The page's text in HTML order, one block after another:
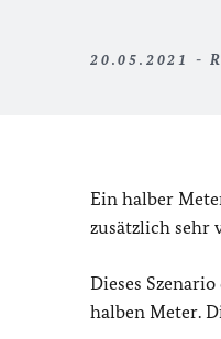
20.05.2021 -
Ein halber
zusätzlich sehr
Dieses
halben Meter.